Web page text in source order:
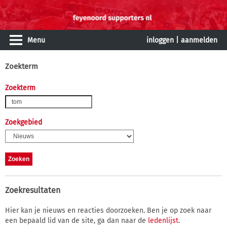
Menu inloggen aanmelden
Zoekterm
Zoekterm
Zoekgebied
Zoekresultaten
Hier kan je nieuws en reacties doorzoeken. Ben je op zoek naar
een bepaald lid van de site, ga dan naar de ledenlijst.